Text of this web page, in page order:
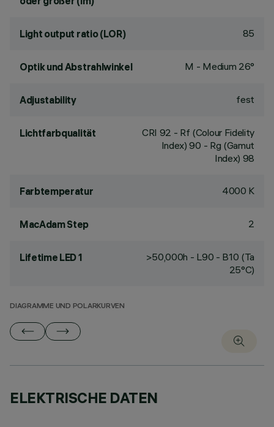
Light output ratio (LOR) 85
Optik und Abstrahlwinkel M - Medium 26°
Adjustability fest
Lichtfarbqualität CRI 92 - Rf (Colour Fidelity
Index) 90 - Rg (Gamut
Index) 98
Farbtemperatur 4000 K
MacAdam Step 2
Lifetime LED 1
>50,000h - L90 - B10 (Ta
25°C)
DIAGRAMME UND POLARKURVEN
ELEKTRISCHE DATEN